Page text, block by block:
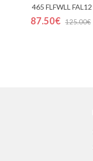
465 FLFWLL FAL12
87.50€ 125.00€